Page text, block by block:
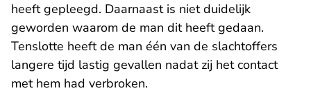
heeft gepleegd. Daarnaast is niet duidelijk
geworden waarom de man dit heeft gedaan.
Tenslotte heeft de man één van de slachtoffers
langere tijd lastig gevallen nadat zij het contact
met hem had verbroken.